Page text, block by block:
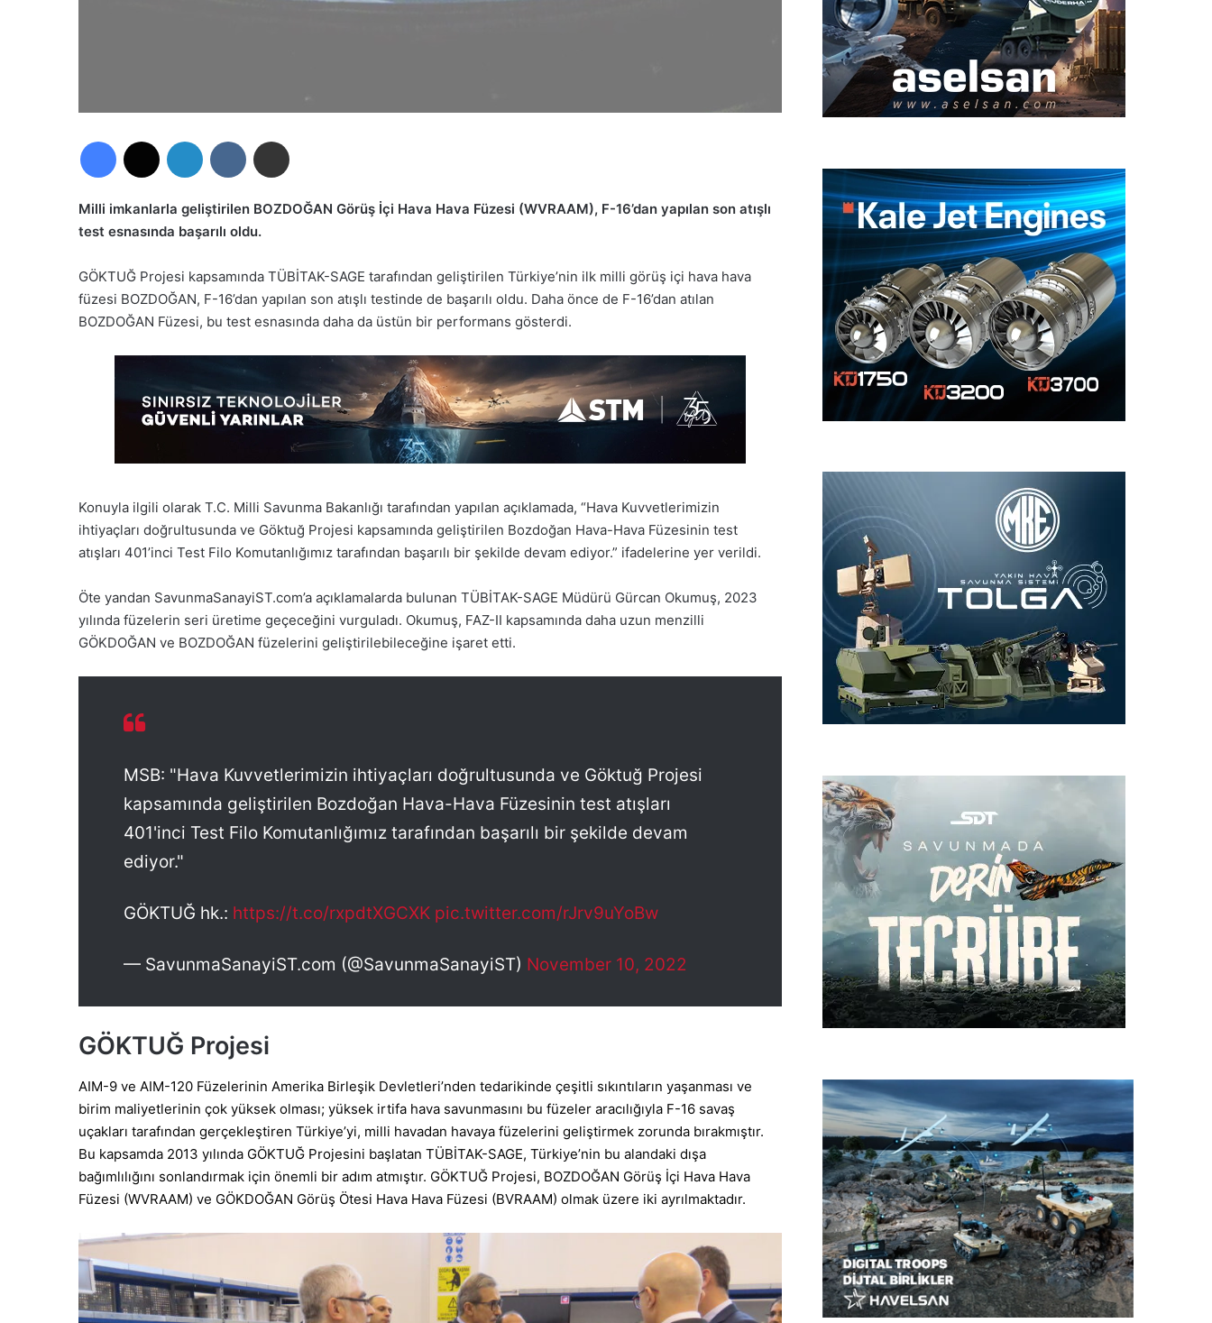
Milli imkanlarla geliştirilen BOZDOĞAN Görüş İçi Hava Hava Füzesi (WVRAAM), F-16’dan yapılan son atışlı
test esnasında başarılı oldu.
GÖKTUĞ Projesi kapsamında TÜBİTAK-SAGE tarafından geliştirilen Türkiye’nin ilk milli görüş içi hava hava
füzesi BOZDOĞAN, F-16’dan yapılan son atışlı testinde de başarılı oldu. Daha önce de F-16’dan atılan
BOZDOĞAN Füzesi, bu test esnasında daha da üstün bir performans gösterdi.
Konuyla ilgili olarak T.C. Milli Savunma Bakanlığı tarafından yapılan açıklamada, “Hava Kuvvetlerimizin
ihtiyaçları doğrultusunda ve Göktuğ Projesi kapsamında geliştirilen Bozdoğan Hava-Hava Füzesinin test
atışları 401’inci Test Filo Komutanlığımız tarafından başarılı bir şekilde devam ediyor.” ifadelerine yer verildi.
Öte yandan SavunmaSanayiST.com’a açıklamalarda bulunan TÜBİTAK-SAGE Müdürü Gürcan Okumuş, 2023
yılında füzelerin seri üretime geçeceğini vurguladı. Okumuş, FAZ-II kapsamında daha uzun menzilli
GÖKDOĞAN ve BOZDOĞAN füzelerini geliştirilebileceğine işaret etti.
MSB: "Hava Kuvvetlerimizin ihtiyaçları doğrultusunda ve Göktuğ Projesi
kapsamında geliştirilen Bozdoğan Hava-Hava Füzesinin test atışları
401'inci Test Filo Komutanlığımız tarafından başarılı bir şekilde devam
ediyor."
GÖKTUĞ hk.: https://t.co/rxpdtXGCXK pic.twitter.com/rJrv9uYoBw
— SavunmaSanayiST.com (@SavunmaSanayiST) November 10, 2022
GÖKTUĞ Projesi
AIM-9 ve AIM-120 Füzelerinin Amerika Birleşik Devletleri’nden tedarikinde çeşitli sıkıntıların yaşanması ve
birim maliyetlerinin çok yüksek olması; yüksek irtifa hava savunmasını bu füzeler aracılığıyla F-16 savaş
uçakları tarafından gerçekleştiren Türkiye’yi, milli havadan havaya füzelerini geliştirmek zorunda bırakmıştır.
Bu kapsamda 2013 yılında GÖKTUĞ Projesini başlatan TÜBİTAK-SAGE, Türkiye’nin bu alandaki dışa
bağımlılığını sonlandırmak için önemli bir adım atmıştır. GÖKTUĞ Projesi, BOZDOĞAN Görüş İçi Hava Hava
Füzesi (WVRAAM) ve GÖKDOĞAN Görüş Ötesi Hava Hava Füzesi (BVRAAM) olmak üzere iki ayrılmaktadır.